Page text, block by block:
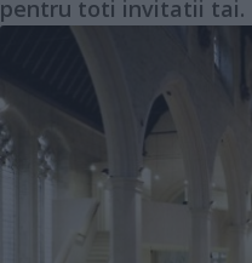
pentru toti invitatii tai.